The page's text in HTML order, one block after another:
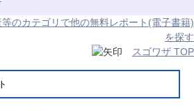
のカテゴリで他の無料レポート(電子書籍)
を探す
スゴワザ TOP